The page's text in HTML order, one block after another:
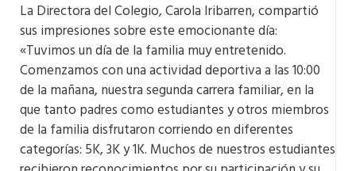
La Directora del Colegio, Carola Iribarren, compartió
sus impresiones sobre este emocionante día:
«Tuvimos un día de la familia muy entretenido.
Comenzamos con una actividad deportiva a las 10:00
de la mañana, nuestra segunda carrera familiar, en la
que tanto padres como estudiantes y otros miembros
de la familia disfrutaron corriendo en diferentes
categorías: 5K, 3K y 1K. Muchos de nuestros estudiantes